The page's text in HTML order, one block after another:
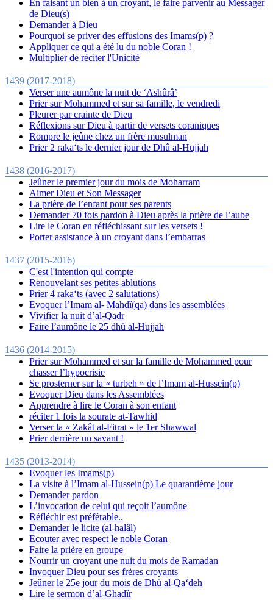
En faisant un bien à un croyant, le faire parvenir au Messager
de Dieu(s)
Demander à Dieu
Pourquoi se priver des effusions des Imams(p) ?
Appliquer ce qui a été lu du noble Coran !
Multiplier de réciter l'Unicité
1439 (2017-2018)
Verser une aumône la nuit de ‘Ashûrâ’
Prier sur Mohammed et sur sa famille, le vendredi
Pleurer par crainte de Dieu
Réflexions sur Dieu à partir de versets coraniques
Rompre le jeûne chez un frère musulman
Prier 2 raka‘ts le dernier jour de Dhû al-Hujjah
1438 (2016-2017)
Jeûner le premier jour du mois de Moharram
Aimer Dieu et Son Messager
La prière de l’enfant pour ses parents
Demander 70 fois pardon à Dieu après la prière de l’aube
Lire le Coran en réfléchissant sur les versets !
Porter assistance à un croyant dans l’embarras
1437 (2015-2016)
C'est l'intention qui compte
Renouvelant ses petites ablutions
Prier 4 raka‘ts (avec 2 salutations)
Evoquer l’Imam al- Mahdî(qa) dans les assemblées
Vivifier la nuit d’al-Qadr
Faire l’aumône le 25 dhû al-Hujjah
1436 (2014-2015)
Prier sur Mohammed et sur la famille de Mohammed pour
chasser l’hypocrisie
Se prosterner sur la « turbeh » de l’Imam al-Hussein(p)
Evoquer Dieu dans les Assemblées
Apprendre à lire le Coran à son enfant
réciter 1 fois la sourate at-Tawhid
Verser la « Zakât al-Fitrat » le 1er Shawwal
Prier derrière un savant !
1435 (2013-2014)
Evoquer les Imams(p)
La visite à l’Imam al-Hussein(p) Le quarantième jour
Demander pardon
L’invocation de celui qui reçoit l’aumône
Réfléchir est préférable..
Demander le licite (al-halâl)
Ecouter avec respect le noble Coran
Faire la prière en groupe
Nourrir un croyant une nuit du mois de Ramadan
Invoquer Dieu pour ses frères croyants
Jeûner le 25e jour du mois de Dhû al-Qa‘deh
Lire le sermon d’al-Ghadîr